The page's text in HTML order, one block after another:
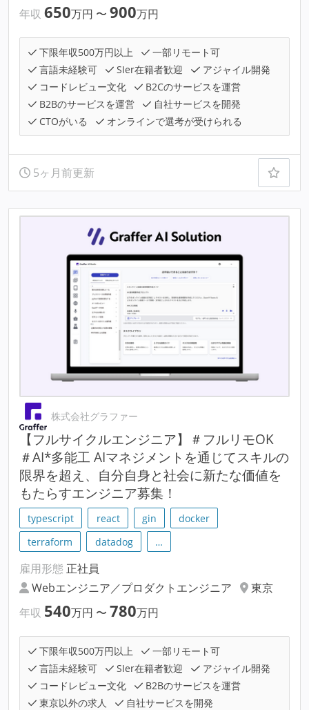
年収 650万円 〜 900万円
下限年収500万円以上
一部リモート可
言語未経験可
SIer在籍者歓迎
アジャイル開発
コードレビュー文化
B2Cのサービスを運営
B2Bのサービスを運営
自社サービスを開発
CTOがいる
オンラインで選考が受けられる
5ヶ月前更新
株式会社グラファー
【フルサイクルエンジニア】＃フルリモOK
＃AI*多能工 AIマネジメントを通じてスキルの
限界を超え、自分自身と社会に新たな価値を
もたらすエンジニア募集！
typescript react gin
docker
terraform
datadog …
雇用形態 正社員
Webエンジニア／プロダクトエンジニア
東京
年収 540万円 〜 780万円
下限年収500万円以上
一部リモート可
言語未経験可
SIer在籍者歓迎
アジャイル開発
コードレビュー文化
B2Bのサービスを運営
東京以外の求人
自社サービスを開発